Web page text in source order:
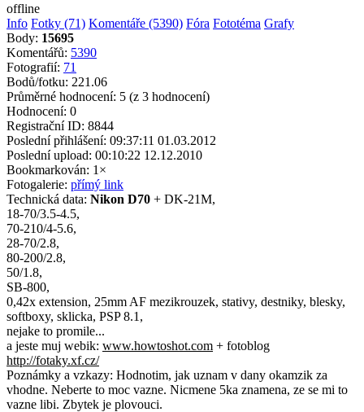
offline
Info Fotky (71) Komentáře (5390) Fóra Fototéma Grafy
Body: 15695
Komentářů: 5390
Fotografií: 71
Bodů/fotku: 221.06
Průměrné hodnocení: 5 (z 3 hodnocení)
Hodnocení: 0
Registrační ID: 8844
Poslední přihlášení: 09:37:11 01.03.2012
Poslední upload: 00:10:22 12.12.2010
Bookmarkován: 1×
Fotogalerie: přímý link
Technická data: Nikon D70 + DK-21M,
18-70/3.5-4.5,
70-210/4-5.6,
28-70/2.8,
80-200/2.8,
50/1.8,
SB-800,
0,42x extension, 25mm AF mezikrouzek, stativy, destniky, blesky,
softboxy, sklicka, PSP 8.1,
nejake to promile...
a jeste muj webik: www.howtoshot.com + fotoblog
http://fotaky.xf.cz/
Poznámky a vzkazy: Hodnotim, jak uznam v dany okamzik za
vhodne. Neberte to moc vazne. Nicmene 5ka znamena, ze se mi to
vazne libi. Zbytek je plovouci.